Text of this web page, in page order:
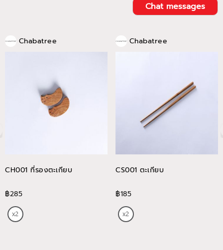
Chat messages
Chabatree
CH001 ที่รองตะเกียบ
฿285
Chabatree
CS001 ตะเกียบ
฿185